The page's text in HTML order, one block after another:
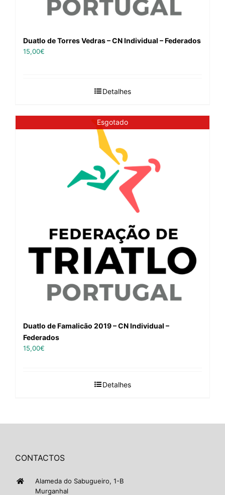
Duatlo de Torres Vedras – CN Individual – Federados
15,00€
Detalhes
Esgotado
Duatlo de Famalicão 2019 – CN Individual –
Federados
15,00€
Detalhes
CONTACTOS
Alameda do Sabugueiro, 1-B
Murganhal